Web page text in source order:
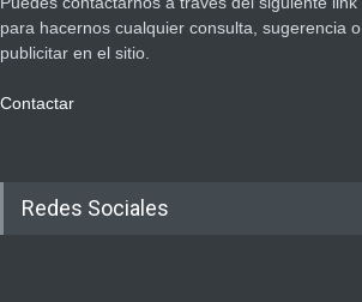
para hacernos cualquier consulta, sugerencia o
publicitar en el sitio.
Contactar
Redes Sociales